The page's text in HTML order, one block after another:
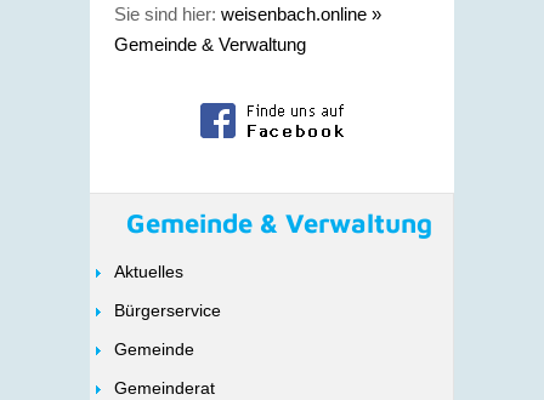
Sie sind hier: weisenbach.online »
Gemeinde & Verwaltung
Gemeinde & Verwaltung
Aktuelles
Bürgerservice
Gemeinde
Gemeinderat